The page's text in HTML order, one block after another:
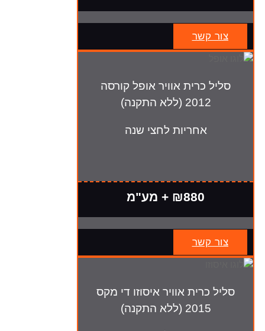
צור קשר
סליל כרית אוויר אופל קורסה
2012 (ללא התקנה)
אחריות לחצי שנה
₪880 + מע"מ
צור קשר
סליל כרית אוויר איסוזו די מקס
2015 (ללא התקנה)